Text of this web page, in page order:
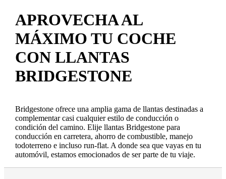
APROVECHA AL
MÁXIMO TU COCHE
CON LLANTAS
BRIDGESTONE
Bridgestone ofrece una amplia gama de llantas destinadas a
complementar casi cualquier estilo de conducción o
condición del camino. Elije llantas Bridgestone para
conducción en carretera, ahorro de combustible, manejo
todoterreno e incluso run-flat. A donde sea que vayas en tu
automóvil, estamos emocionados de ser parte de tu viaje.